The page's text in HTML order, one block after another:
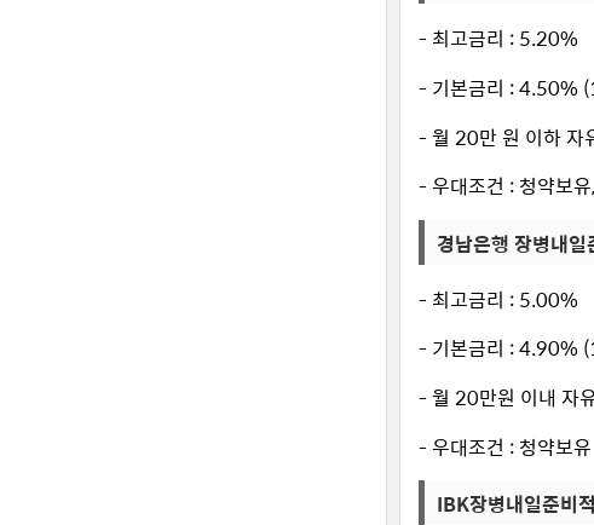
- 최고금리 : 5.20%
- 기본금리 : 4.50%
- 월 20만 원 이하 자
- 우대조건 : 청약보
경남은행 장병내일
- 최고금리 : 5.00%
- 기본금리 : 4.90%
- 월 20만원 이내 자
- 우대조건 : 청약보유
IBK장병내일준비